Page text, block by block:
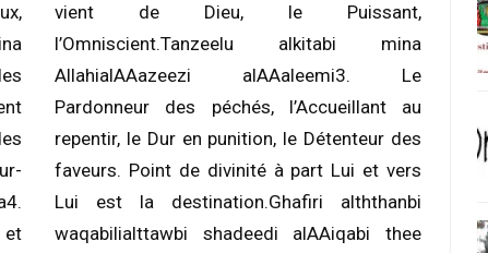
et
vient de Dieu, le Puissant,
l’Omniscient.Tanzeelu alkitabi mina
AllahialAAazeezi alAAaleemi3. Le
Pardonneur des péchés, l’Accueillant au
repentir, le Dur en punition, le Détenteur des
faveurs. Point de divinité à part Lui et vers
Lui est la destination.Ghafiri alththanbi
waqabilialttawbi shadeedi alAAiqabi thee